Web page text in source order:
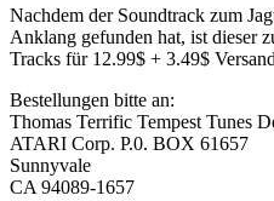
Nachdem der Soundtrack zum
Anklang gefunden hat, ist dieser
Tracks für 12.99$ + 3.49$
Bestellungen bitte an:
Thomas Terrific Tempest Tunes
ATARI Corp. P.0. BOX 61657
Sunnyvale
CA 94089-1657